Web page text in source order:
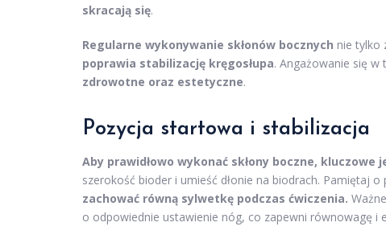
skracają się.
Regularne wykonywanie skłonów bocznych nie tylko
poprawia stabilizację kręgosłupa. Angażowanie się
zdrowotne oraz estetyczne.
Pozycja startowa i stabilizacja
Aby prawidłowo wykonać skłony boczne,
szerokość bioder i umieść dłonie na biodrach. Pamiętaj
zachować równą sylwetkę podczas ćwiczenia.
o odpowiednie ustawienie nóg, co zapewni równowagę i